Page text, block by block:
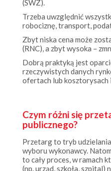
Trzeba uwzględnić
robociznę, transport,
Zbyt niska cena może
(RNC), a zbyt wysoka –
Dobrą praktyką jest
rzeczywistych danych
ofertach lub kosztorysach
publicznego?
Przetarg to tryb udzielania
wyboru wykonawcy.
to cały proces, w ramach
(np. urząd, szkoła, szpital)
roboty budowlane.